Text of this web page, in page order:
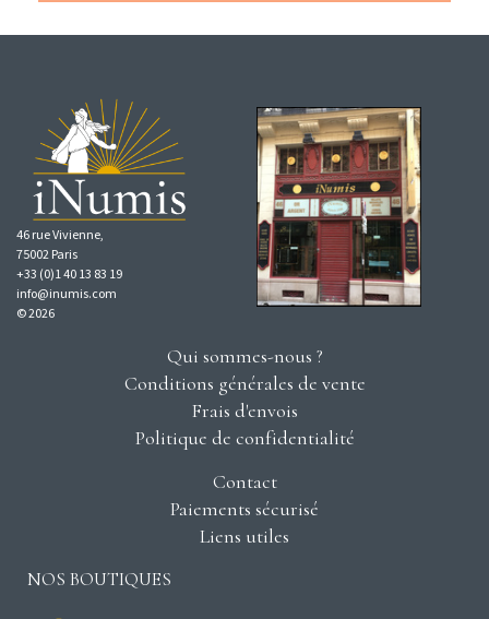
46 rue Vivienne,
75002 Paris
+33 (0)1 40 13 83 19
info@inumis.com
© 2026
Qui sommes-nous ?
Conditions générales de vente
Frais d'envois
Politique de confidentialité
Contact
Paiements sécurisé
Liens utiles
NOS BOUTIQUES